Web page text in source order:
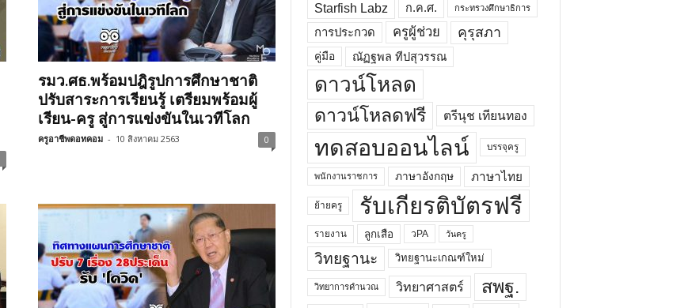
รมว.ศธ.พร้อมปฎิรูปการศึกษาชาติ
ปรับสาระการเรียนรู้ เตรียมพร้อมผู้
เรียน-ครู สู่การแข่งขันในเวทีโลก
ครูอาชีพดอทคอม - 10 สิงหาคม 2563 0
Starfish Labz
ก.ค.ศ. กระทรวงศึกษาธิการ
การประกวด ครูผู้ช่วย คุรุสภา
คู่มือ ณัฏฐพล ทีปสุวรรณ
ดาวน์โหลด
ดาวน์โหลดฟรี ตรีนุช เทียนทอง
ทดสอบออนไลน์ บรรจุครู
พนักงานราชการ ภาษาอังกฤษ ภาษาไทย
ย้ายครู รับเกียรติบัตรฟรี
รายงาน ลูกเสือ วPA วันครู
วิทยฐานะ วิทยฐานะเกณฑ์ใหม่
วิทยาการคำนวณ วิทยาศาสตร์ สพฐ.